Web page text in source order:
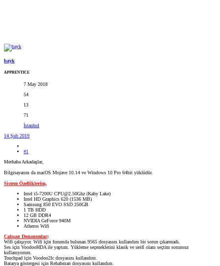
bayk
APPRENTICE
7 May 2018
54
13
71
İstanbul
14 Şub 2019
#1
Merhaba Arkadaşlar,
Bilgisayarım da macOS Mojave 10.14 ve Windows 10 Pro 64bit yüklüdür.
Sistem Özelliklerim,
Intel i5-7200U CPU@2.50Ghz (Kaby Lake)
Intel HD Graphics 620 (1536 MB)
Samsung 850 EVO SSD 250GB
1 TB HDD
12 GB DDR4
NVIDIA GeForce 940M
Atheros Wifi
Çalışan Donanımlar;
Wifi çalışıyor. Wifi için forumda bulunan 9565 dosyasını kullandım bir sorun çıkarmadı.
Ses için VoodooHDA ile yaptım. Yükleme seçeneklerini klasik ve ueifi olanı seçtim sorunsuz
kullanıyorum.
Touchpad için Voodoo2lc dosyasını kullandım.
Batarya göstergesi için Rehabman dosyasını kullandım.